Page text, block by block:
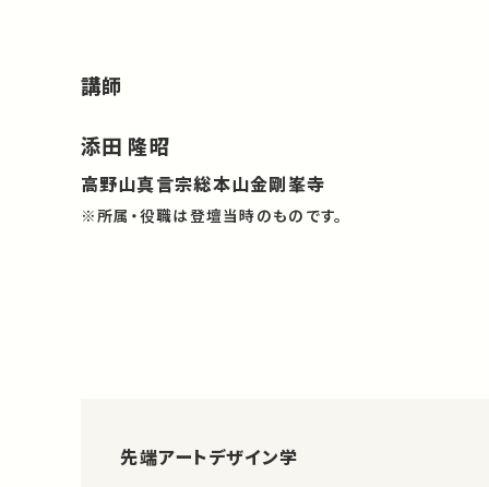
講師
添田 隆昭
高野山真言宗総本山金剛峯寺
※所属・役職は登壇当時のものです。
先端アートデザイン学